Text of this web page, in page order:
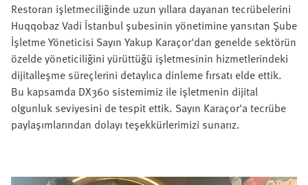
Restoran işletmeciliğinde uzun yıllara dayanan tecrübelerini
Huqqobaz Vadi İstanbul şubesinin yönetimine yansıtan Şube
İşletme Yöneticisi Sayın Yakup Karaçor'dan genelde sektörün
özelde yöneticiliğini yürüttüğü işletmesinin hizmetlerindeki
dijitalleşme süreçlerini detaylıca dinleme fırsatı elde ettik.
Bu kapsamda DX360 sistemimiz ile işletmenin dijital
olgunluk seviyesini de tespit ettik. Sayın Karaçor'a tecrübe
paylaşımlarından dolayı teşekkürlerimizi sunarız.